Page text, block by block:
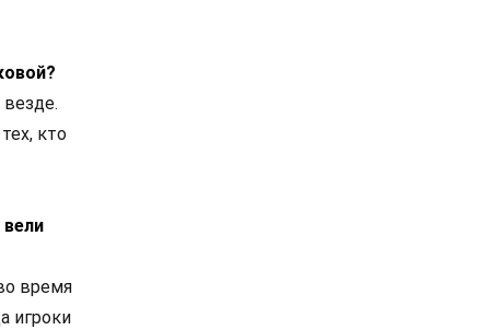
кто
время
игроки